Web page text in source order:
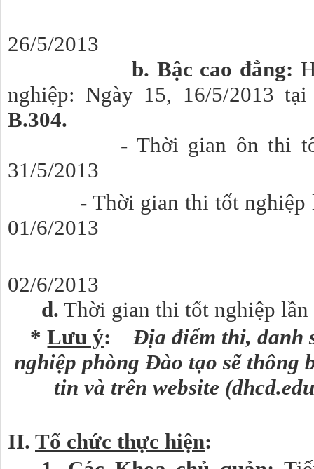
26/5/2013
b. Bậc cao đẳng:
nghiệp: Ngày 15, 16/5/2013
B.304.
- Thời gian ôn thi tốt
31/5/2013
- Thời gian thi tốt nghiệp
01/6/2013
02/6/2013
d. Thời gian thi tốt nghiệp
*Lưu ý:Địa điểm thi, danh
nghiệp phòng Đào tạo sẽ
tin và trên website
II. Tổ chức thực hiện: